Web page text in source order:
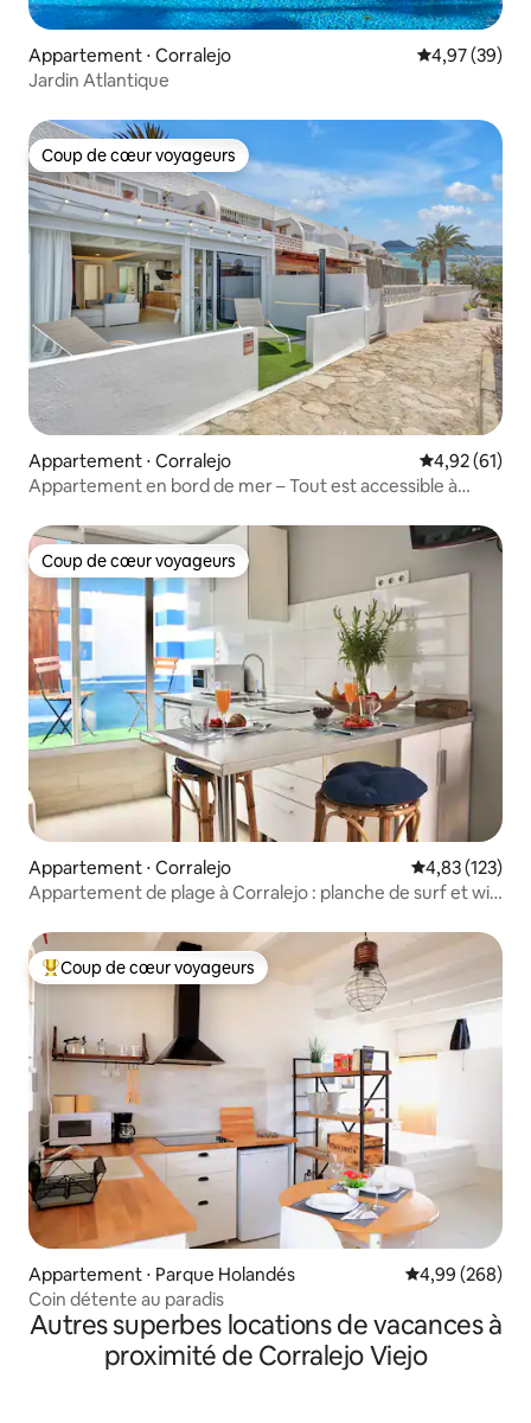
Appartement ⋅ Corralejo Évaluation
4,97 (39)
Jardin Atlantique
Coup de cœur voyageurs
Coup de cœur voyageurs
Appartement ⋅ Corralejo Évaluation
4,92 (61)
Appartement en bord de mer – Tout est accessible à
Coup de cœur voyageurs
Coup de cœur voyageurs
Appartement ⋅ Corralejo Évaluation
4,83 (123)
Appartement de plage à Corralejo : planche de surf et wifi
Coups de cœur voyageurs les plus appréciés
Coup de cœur voyageurs
Appartement ⋅ Parque Holandés Évaluation
4,99 (268)
Coin détente au paradis
Autres superbes locations de vacances à
proximité de Corralejo Viejo